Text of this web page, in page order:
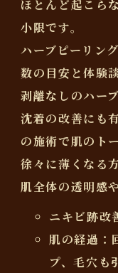
ほとんど起こら
小限です。
ハーブピーリン
数の目安と体験
剥離なしのハー
沈着の改善にも
の施術で肌のト
徐々に薄くなる
肌全体の透明感
ニキビ跡改
肌の経過：
プ、毛穴も